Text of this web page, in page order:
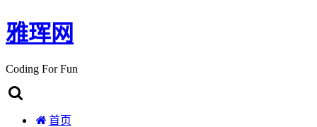
雅珲网
Coding For Fun
首页